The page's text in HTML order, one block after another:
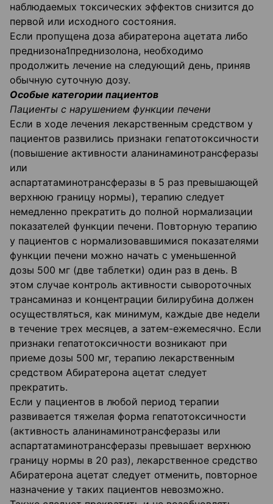
наблюдаемых токсических эффектов снизится до
первой или исходного состояния.
Если пропущена доза абиратерона ацетата либо
преднизона1преднизолона, необходимо
продолжить лечение на следующий день, приняв
обычную суточную дозу.
Особые категории пациентов
Пациенты с нарушением функции печени
Если в ходе лечения лекарственным средством у
пациентов развились признаки гепатотоксичности
(повышение активности аланинаминотрансферазы
или
аспартатаминотрансферазы в 5 раз превышающей
верхнюю границу нормы), терапию следует
немедленно прекратить до полной нормализации
показателей функции печени. Повторную терапию
у пациентов с нормализовавшимися показателями
функции печени можно начать с уменьшенной
дозы 500 мг (две таблетки) один раз в день. В
этом случае контроль активности сывороточных
трансаминаз и концентрации билирубина должен
осуществляться, как минимум, каждые две недели
в течение трех месяцев, а затем-ежемесячно. Если
признаки гепатотоксичности возникают при
приеме дозы 500 мг, терапию лекарственным
средством Абиратерона ацетат следует
прекратить.
Если у пациентов в любой период терапии
развивается тяжелая форма гепатотоксичности
(активность аланинаминотрансферазы или
аспартатаминотрансферазы превышает верхнюю
границу нормы в 20 раз), лекарственное средство
Абиратерона ацетат следует отменить, повторное
назначение у таких пациентов невозможно.